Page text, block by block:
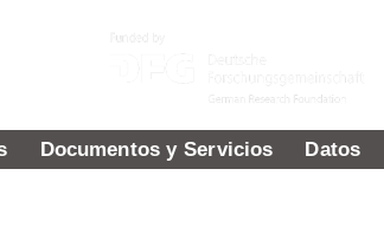
Documentos y Servicios Datos